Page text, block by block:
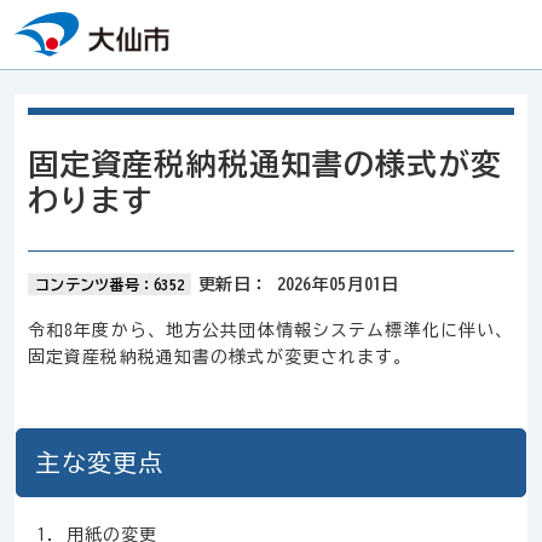
本文へスキップ
固定資産税納税通知書の様式が変
わります
コンテンツ番号：6352 更新日： 2026年05月01日
令和8年度から、地方公共団体情報システム標準化に伴い、
固定資産税納税通知書の様式が変更されます。
主な変更点
用紙の変更